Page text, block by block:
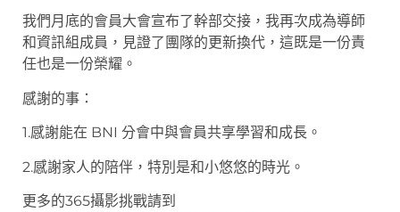
我們月底的會員大會宣布了幹部交接，我再次成為導師
和資訊組成員，見證了團隊的更新換代，這既是一份責
任也是一份榮耀。
感謝的事：
1.感謝能在 BNI 分會中與會員共享學習和成長。
2.感謝家人的陪伴，特別是和小悠悠的時光。
更多的365攝影挑戰請到